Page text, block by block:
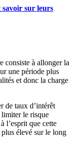
sur leurs
consiste à allonger la
une période plus
et donc la charge
de taux d’intérêt
limiter le risque
l’esprit que cette
élevé sur le long